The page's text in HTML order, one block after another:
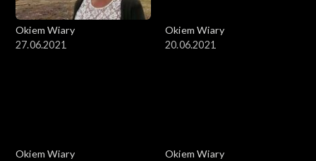
Okiem Wiary
27.06.2021
Okiem Wiary
20.06.2021
Okiem Wiary
Okiem Wiary